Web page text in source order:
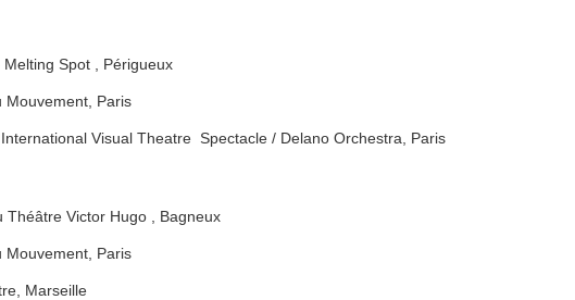
Spot , Périgueux
Mouvement, Paris
Visual Theatre Spectacle / Delano Orchestra, Paris
Théâtre Victor Hugo , Bagneux
Mouvement, Paris
Marseille